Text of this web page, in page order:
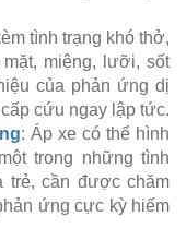
tình trạng khó thở,
miệng, lưỡi, sốt
của phản ứng dị
cứu ngay lập tức.
: Áp xe có thể hình
trong những tình
trẻ, cần được chăm
ứng cực kỳ hiếm